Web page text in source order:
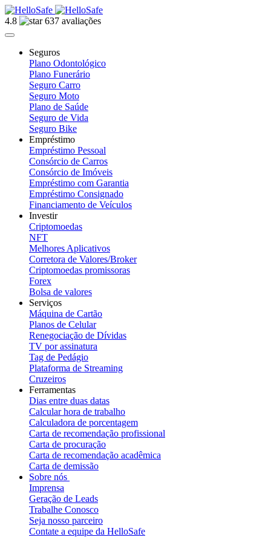
4.8 637 avaliações
Seguros
Plano Odontológico
Plano Funerário
Seguro Carro
Seguro Moto
Plano de Saúde
Seguro de Vida
Seguro Bike
Empréstimo
Empréstimo Pessoal
Consórcio de Carros
Consórcio de Imóveis
Empréstimo com Garantia
Empréstimo Consignado
Financiamento de Veículos
Investir
Criptomoedas
NFT
Melhores Aplicativos
Corretora de Valores/Broker
Criptomoedas promissoras
Forex
Bolsa de valores
Serviços
Máquina de Cartão
Planos de Celular
Renegociação de Dívidas
TV por assinatura
Tag de Pedágio
Plataforma de Streaming
Cruzeiros
Ferramentas
Dias entre duas datas
Calcular hora de trabalho
Calculadora de porcentagem
Carta de recomendação profissional
Carta de procuração
Carta de recomendação acadêmica
Carta de demissão
Sobre nós
Imprensa
Geração de Leads
Trabalhe Conosco
Seja nosso parceiro
Contate a equipe da HelloSafe